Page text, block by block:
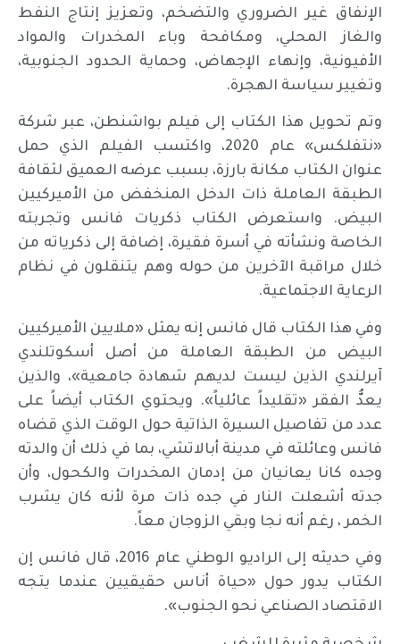
الإنفاق غير الضروري والتضخم، وتعزيز إنتاج النفط
والغاز المحلي، ومكافحة وباء المخدرات والمواد
الأفيونية، وإنهاء الإجهاض، وحماية الحدود الجنوبية،
وتغيير سياسة الهجرة.
وتم تحويل هذا الكتاب إلى فيلم بواشنطن، عبر شركة
«نتفلكس» عام 2020، واكتسب الفيلم الذي حمل
عنوان الكتاب مكانة بارزة، بسبب عرضه العميق لثقافة
الطبقة العاملة ذات الدخل المنخفض من الأميركيين
البيض. واستعرض الكتاب ذكريات فانس وتجربته
الخاصة ونشأته في أسرة فقيرة، إضافة إلى ذكرياته من
خلال مراقبة الآخرين من حوله وهم يتنقلون في نظام
الرعاية الاجتماعية.
وفي هذا الكتاب قال فانس إنه يمثل «ملايين الأميركيين
البيض من الطبقة العاملة من أصل أسكوتلندي
آيرلندي الذين ليست لديهم شهادة جامعية»، والذين
يعدُّ الفقر «تقليداً عائلياً». ويحتوي الكتاب أيضاً على
عدد من تفاصيل السيرة الذاتية حول الوقت الذي قضاه
فانس وعائلته في مدينة أبالاتشي، بما في ذلك أن والدته
وجده كانا يعانيان من إدمان المخدرات والكحول، وأن
جدته أشعلت النار في جده ذات مرة لأنه كان يشرب
الخمر ، رغم أنه نجا وبقي الزوجان معاً.
وفي حديثه إلى الراديو الوطني عام 2016، قال فانس إن
الكتاب يدور حول «حياة أناس حقيقيين عندما يتجه
الاقتصاد الصناعي نحو الجنوب».